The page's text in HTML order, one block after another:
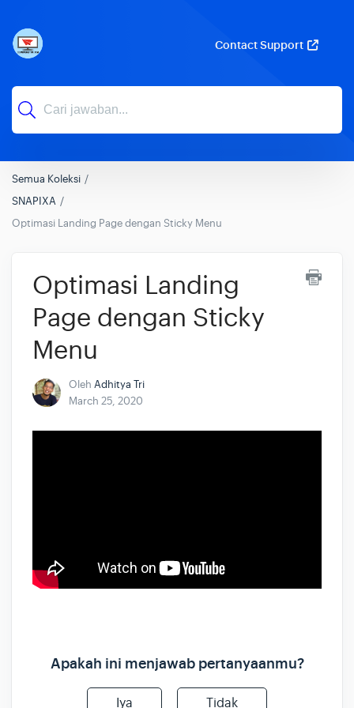
Contact Support
Semua Koleksi
SNAPIXA
Optimasi Landing Page dengan Sticky Menu
Optimasi Landing
Page dengan Sticky
Menu
Oleh Adhitya Tri
March 25, 2020
Apakah ini menjawab pertanyaanmu?
Iya Tidak